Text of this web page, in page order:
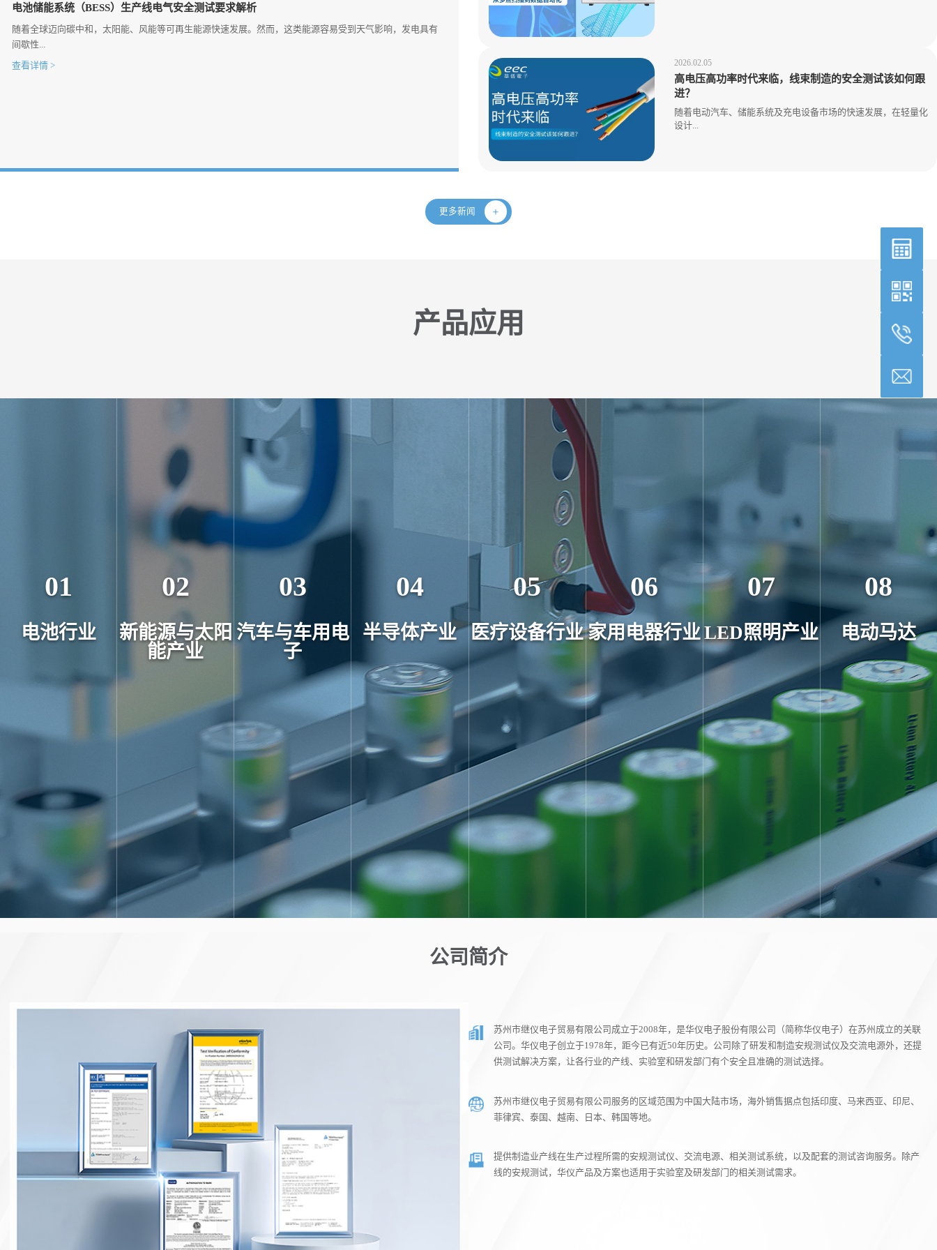
电池储能系统（BESS）生产线电气安全测试要求解析
随着全球迈向碳中和，太阳能、风能等可再生能源快速发展。然而，这类能源容易受到天气影响，发电具有
间歇性...
查看详情 > 2026.02.05
高电压高功率时代来临，线束制造的安全测试该如何跟
进？
随着电动汽车、储能系统及充电设备市场的快速发展，在轻量化
设计...
更多新闻
产品应用
01
电池行业
02
新能源与太阳
能产业
03
汽车与车用电
子
04
半导体产业
05
医疗设备行业
06
家用电器行业
07
LED照明产业
08
电动马达
公司简介
苏州市继仪电子贸易有限公司成立于2008年，是华仪电子股份有限公司（简称华仪电子）在苏州成立的关联
公司。华仪电子创立于1978年，距今已有近50年历史。公司除了研发和制造安规测试仪及交流电源外，还提
供测试解决方案，让各行业的产线、实验室和研发部门有个安全且准确的测试选择。
苏州市继仪电子贸易有限公司服务的区域范围为中国大陆市场，海外销售据点包括印度、马来西亚、印尼、
菲律宾、泰国、越南、日本、韩国等地。
提供制造业产线在生产过程所需的安规测试仪、交流电源、相关测试系统，以及配套的测试咨询服务。除产
线的安规测试，华仪产品及方案也适用于实验室及研发部门的相关测试需求。